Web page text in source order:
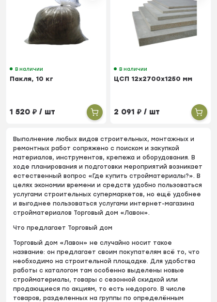
В наличии
Пакля, 10 кг
1 520₽ / шт
В наличии
ЦСП 12х2700х1250 мм
2 091₽ / шт
Выполнение любых видов строительных, монтажных и
ремонтных работ сопряжено с поиском и закупкой
материалов, инструментов, крепежа и оборудования. В
ходе планирования и подготовки мероприятий возникает
естественный вопрос «Где купить стройматериалы?». В
целях экономии времени и средств удобно пользоваться
услугами строительных супермаркетов, но ещё удобнее
и выгоднее пользоваться услугами интернет-магазина
стройматериалов Торговый дом «Лавон».
Что предлагает Торговый дом
Торговый дом «Лавон» не случайно носит такое
название: он предлагает своим покупателям всё то, что
необходимо на строительной площадке. Для удобства
работы с каталогом там особенно выделены новые
стройматериалы, товары с сезонной скидкой или
продающиеся по акциям, то есть недорого. В числе
товаров, разделенных на группы по определённым